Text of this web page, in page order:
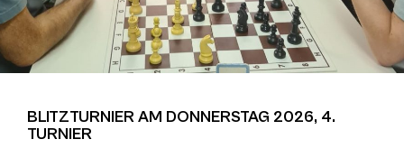
BLITZTURNIER AM DONNERSTAG 2026, 4.
TURNIER